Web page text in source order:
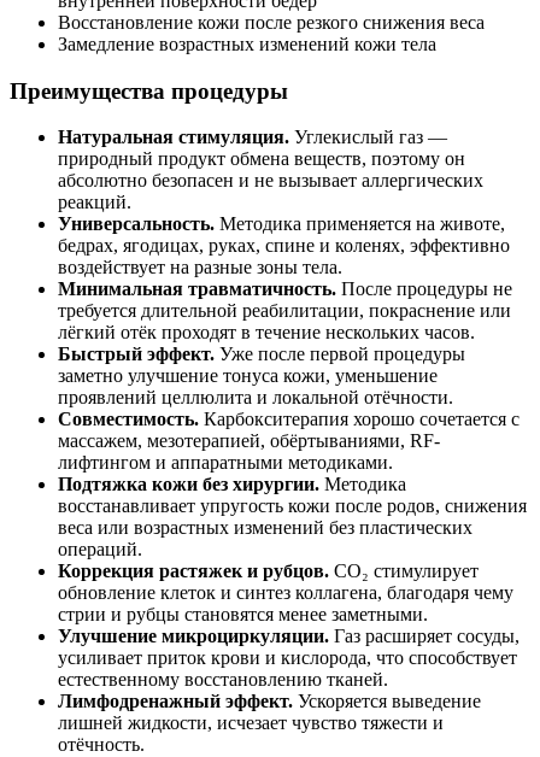
Восстановление кожи после резкого снижения веса
Замедление возрастных изменений кожи тела
Преимущества процедуры
Натуральная стимуляция. Углекислый газ —
природный продукт обмена веществ, поэтому он
абсолютно безопасен и не вызывает аллергических
реакций.
Универсальность. Методика применяется на животе,
бедрах, ягодицах, руках, спине и коленях, эффективно
воздействует на разные зоны тела.
Минимальная травматичность. После процедуры не
требуется длительной реабилитации, покраснение или
лёгкий отёк проходят в течение нескольких часов.
Быстрый эффект. Уже после первой процедуры
заметно улучшение тонуса кожи, уменьшение
проявлений целлюлита и локальной отёчности.
Совместимость. Карбокситерапия хорошо сочетается с
массажем, мезотерапией, обёртываниями, RF-
лифтингом и аппаратными методиками.
Подтяжка кожи без хирургии. Методика
восстанавливает упругость кожи после родов, снижения
веса или возрастных изменений без пластических
операций.
Коррекция растяжек и рубцов. CO₂ стимулирует
обновление клеток и синтез коллагена, благодаря чему
стрии и рубцы становятся менее заметными.
Улучшение микроциркуляции. Газ расширяет сосуды,
усиливает приток крови и кислорода, что способствует
естественному восстановлению тканей.
Лимфодренажный эффект. Ускоряется выведение
лишней жидкости, исчезает чувство тяжести и
отёчность.